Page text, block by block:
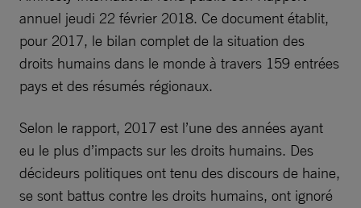
annuel jeudi 22 février 2018. Ce document établit,
pour 2017, le bilan complet de la situation des
droits humains dans le monde à travers 159 entrées
pays et des résumés régionaux.
Selon le rapport, 2017 est l’une des années ayant
eu le plus d’impacts sur les droits humains. Des
décideurs politiques ont tenu des discours de haine,
se sont battus contre les droits humains, ont ignoré